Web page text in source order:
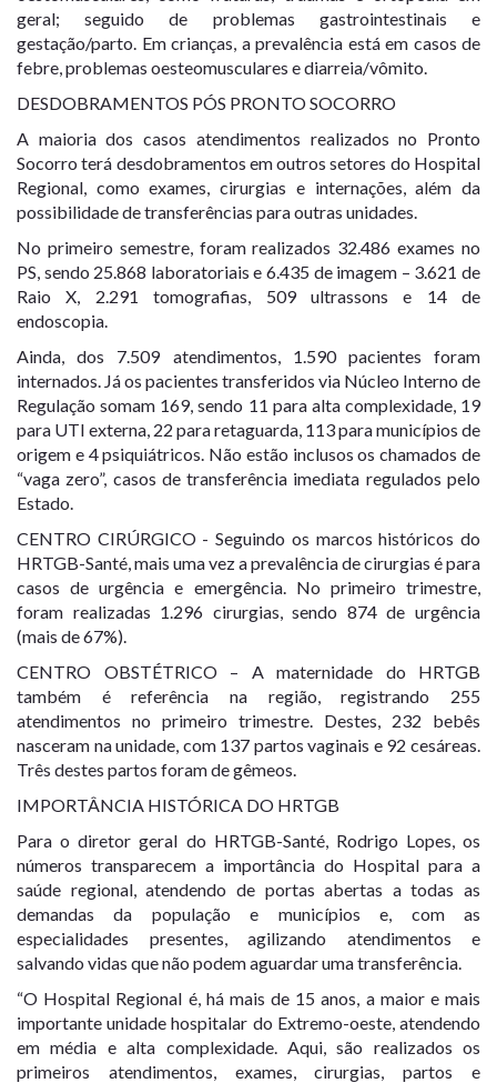
geral; seguido de problemas gastrointestinais e
gestação/parto. Em crianças, a prevalência está em casos de
febre, problemas oesteomusculares e diarreia/vômito.
DESDOBRAMENTOS PÓS PRONTO SOCORRO
A maioria dos casos atendimentos realizados no Pronto
Socorro terá desdobramentos em outros setores do Hospital
Regional, como exames, cirurgias e internações, além da
possibilidade de transferências para outras unidades.
No primeiro semestre, foram realizados 32.486 exames no
PS, sendo 25.868 laboratoriais e 6.435 de imagem – 3.621 de
Raio X, 2.291 tomografias, 509 ultrassons e 14 de
endoscopia.
Ainda, dos 7.509 atendimentos, 1.590 pacientes foram
internados. Já os pacientes transferidos via Núcleo Interno de
Regulação somam 169, sendo 11 para alta complexidade, 19
para UTI externa, 22 para retaguarda, 113 para municípios de
origem e 4 psiquiátricos. Não estão inclusos os chamados de
“vaga zero”, casos de transferência imediata regulados pelo
Estado.
CENTRO CIRÚRGICO - Seguindo os marcos históricos do
HRTGB-Santé, mais uma vez a prevalência de cirurgias é para
casos de urgência e emergência. No primeiro trimestre,
foram realizadas 1.296 cirurgias, sendo 874 de urgência
(mais de 67%).
CENTRO OBSTÉTRICO – A maternidade do HRTGB
também é referência na região, registrando 255
atendimentos no primeiro trimestre. Destes, 232 bebês
nasceram na unidade, com 137 partos vaginais e 92 cesáreas.
Três destes partos foram de gêmeos.
IMPORTÂNCIA HISTÓRICA DO HRTGB
Para o diretor geral do HRTGB-Santé, Rodrigo Lopes, os
números transparecem a importância do Hospital para a
saúde regional, atendendo de portas abertas a todas as
demandas da população e municípios e, com as
especialidades presentes, agilizando atendimentos e
salvando vidas que não podem aguardar uma transferência.
“O Hospital Regional é, há mais de 15 anos, a maior e mais
importante unidade hospitalar do Extremo-oeste, atendendo
em média e alta complexidade. Aqui, são realizados os
primeiros atendimentos, exames, cirurgias, partos e